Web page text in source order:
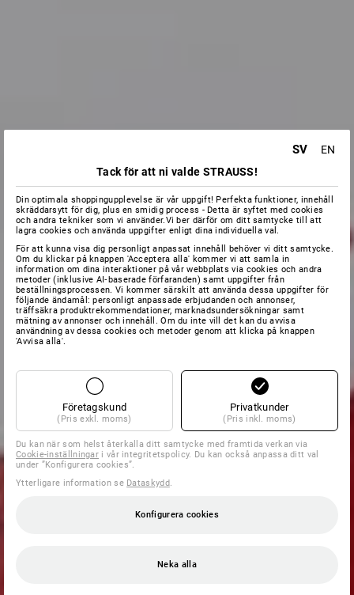
SV
EN
Tack för att ni valde STRAUSS!
Din optimala shoppingupplevelse är vår uppgift! Perfekta funktioner, innehåll
skräddarsytt för dig, plus en smidig process - Detta är syftet med cookies
och andra tekniker som vi använder.Vi ber därför om ditt samtycke till att
lagra cookies och använda uppgifter enligt dina individuella val.
För att kunna visa dig personligt anpassat innehåll behöver vi ditt samtycke.
Om du klickar på knappen 'Acceptera alla' kommer vi att samla in
information om dina interaktioner på vår webbplats via cookies och andra
metoder (inklusive AI‑baserade förfaranden) samt uppgifter från
beställningsprocessen. Vi kommer särskilt att använda dessa uppgifter för
följande ändamål: personligt anpassade erbjudanden och annonser,
träffsäkra produktrekommendationer, marknadsundersökningar samt
mätning av annonser och innehåll. Om du inte vill det kan du avvisa
användning av dessa cookies och metoder genom att klicka på knappen
'Avvisa alla'.
Företagskund
(Pris exkl. moms)
Privatkunder
(Pris inkl. moms)
Du kan när som helst återkalla ditt samtycke med framtida verkan via
Cookie-inställningar i vår integritetspolicy. Du kan också anpassa ditt val
under ”Konfigurera cookies”.
Ytterligare information se Dataskydd.
Konfigurera cookies
Neka alla